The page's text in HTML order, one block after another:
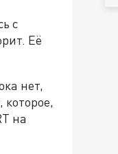
с
Её
нет,
на